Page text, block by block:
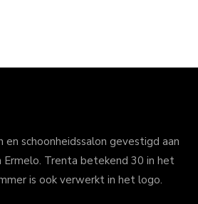
en schoonheidssalon gevestigd aan
Ermelo. Trenta betekend 30 in het
is ook verwerkt in het logo.